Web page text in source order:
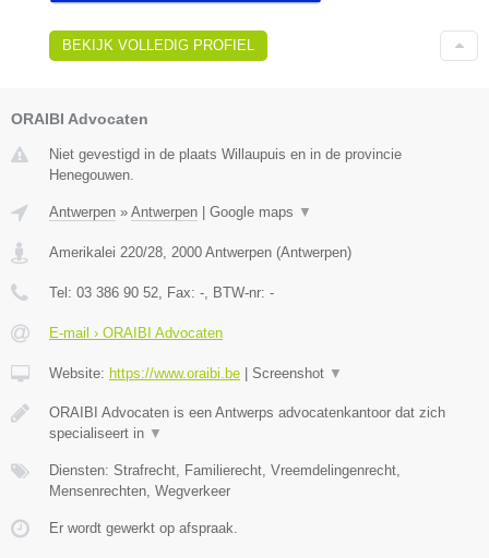
BEKIJK VOLLEDIG PROFIEL
ORAIBI Advocaten
Niet gevestigd in de plaats Willaupuis en in de provincie
Henegouwen.
Antwerpen » Antwerpen | Google maps ▼
Amerikalei 220/28 2000 Antwerpen (Antwerpen)
Tel: 03 386 90 52 , Fax: - , BTW-nr: -
E-mail › ORAIBI Advocaten
Website: https://www.oraibi.be | Screenshot ▼
ORAIBI Advocaten is een Antwerps advocatenkantoor dat zich
specialiseert in ▼
Diensten: Strafrecht, Familierecht, Vreemdelingenrecht,
Mensenrechten, Wegverkeer
Er wordt gewerkt op afspraak.